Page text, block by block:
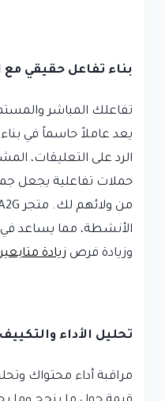
بناء تفاعل حقيقي مع
تفاعلك المباشر
يعد عاملاً حاسماً في
الرد على التعليقات،
حملات تفاعلية يجعل
الأنشطة، مما يساعد
وزيادة فرص زيادة
تحليل الأداء
مراقبة أداء محتواك